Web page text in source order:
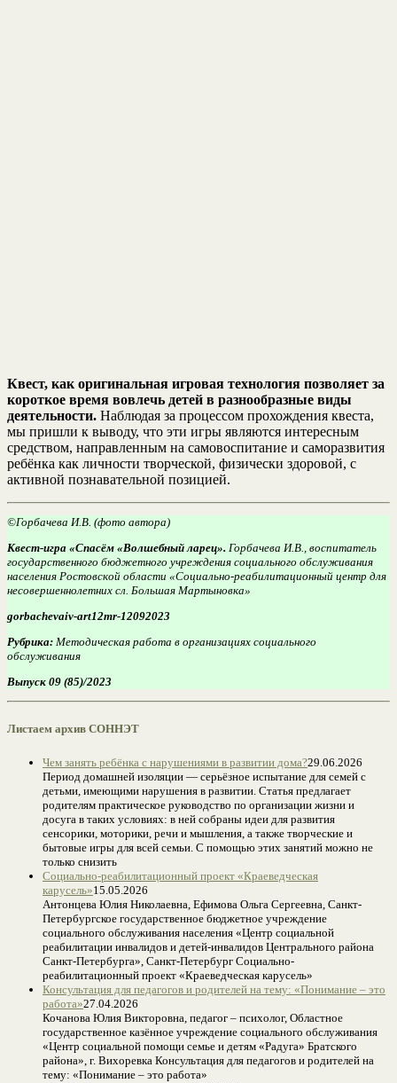
Квест, как оригинальная игровая технология позволяет за
короткое время вовлечь детей в разнообразные виды
деятельности. Наблюдая за процессом прохождения квеста,
мы пришли к выводу, что эти игры являются интересным
средством, направленным на самовоспитание и саморазвития
ребёнка как личности творческой, физически здоровой, с
активной познавательной позицией.
©Горбачева И.В. (фото автора)
Квест-игра «Спасём «Волшебный ларец». Горбачева И.В., воспитатель
государственного бюджетного учреждения социального обслуживания
населения Ростовской области «Социально-реабилитационный центр для
несовершеннолетних сл. Большая Мартыновка»
gorbachevaiv-art12mr-12092023
Рубрика: Методическая работа в организациях социального
обслуживания
Выпуск 09 (85)/2023
Листаем архив СОННЭТ
Чем занять ребёнка с нарушениями в развитии дома?29.06.2026
Период домашней изоляции — серьёзное испытание для семей с
детьми, имеющими нарушения в развитии. Статья предлагает
родителям практическое руководство по организации жизни и
досуга в таких условиях: в ней собраны идеи для развития
сенсорики, моторики, речи и мышления, а также творческие и
бытовые игры для всей семьи. С помощью этих занятий можно не
только снизить
Социально-реабилитационный проект «Краеведческая
карусель»15.05.2026
Антонцева Юлия Николаевна, Ефимова Ольга Сергеевна, Санкт-
Петербургское государственное бюджетное учреждение
социального обслуживания населения «Центр социальной
реабилитации инвалидов и детей-инвалидов Центрального района
Санкт-Петербурга», Санкт-Петербург Социально-
реабилитационный проект «Краеведческая карусель»
Консультация для педагогов и родителей на тему: «Понимание – это
работа»27.04.2026
Кочанова Юлия Викторовна, педагог – психолог, Областное
государственное казённое учреждение социального обслуживания
«Центр социальной помощи семье и детям «Радуга» Братского
района», г. Вихоревка Консультация для педагогов и родителей на
тему: «Понимание – это работа»